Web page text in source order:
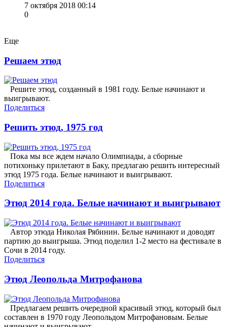
7 октября 2018 00:14
0
Еще
Решаем этюд
Решите этюд, созданный в 1981 году. Белые начинают и
выигрывают.
Поделиться
Решить этюд, 1975 год
Пока мы все ждем начало Олимпиады, а сборные
потихоньку прилетают в Баку, предлагаю решить интересный
этюд 1975 года. Белые начинают и выигрывают.
Поделиться
Этюд 2014 года. Белые начинают и выигрывают
Автор этюда Николая Рябинин. Белые начинают и доводят
партию до выигрыша. Этюд поделил 1-2 место на фестивале в
Сочи в 2014 году.
Поделиться
Этюд Леопольда Митрофанова
Предлагаем решить очередной красивый этюд, который был
составлен в 1970 году Леопольдом Митрофановым. Белые